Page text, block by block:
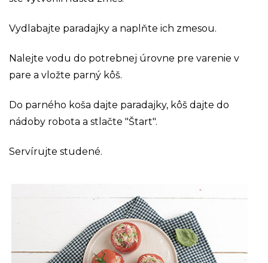
Vydlabajte paradajky a naplňte ich zmesou.
Nalejte vodu do potrebnej úrovne pre varenie v
pare a vložte parný kôš.
Do parného koša dajte paradajky, kôš dajte do
nádoby robota a stlačte "Štart".
Servírujte studené.